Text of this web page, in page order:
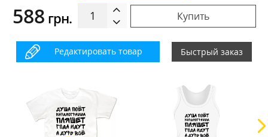
588 грн. Купить
Редактировать товар Быстрый заказ